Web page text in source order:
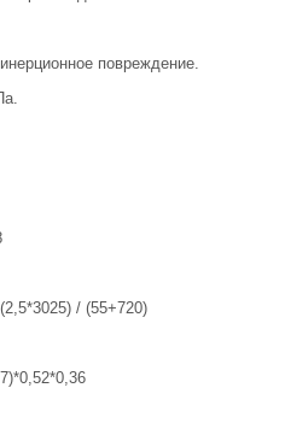
повреждение.
/ (55+720)